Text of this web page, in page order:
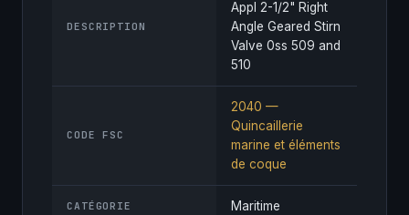
DESCRIPTION
Appl 2-1/2" Right
Angle Geared Stirn
Valve 0ss 509 and
510
CODE FSC
2040 —
Quincaillerie
marine et éléments
de coque
CATÉGORIE Maritime